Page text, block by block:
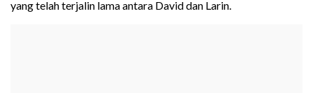
yang telah terjalin lama antara David dan Larin.